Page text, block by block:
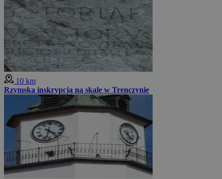
10 km
Rzymska inskrypcja na skale w Trenczynie